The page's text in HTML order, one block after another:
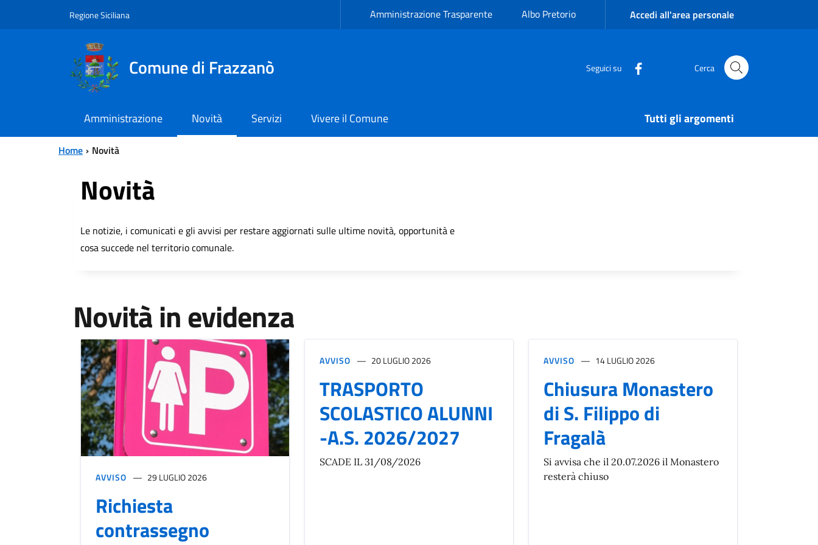
Regione Siciliana Amministrazione Trasparente Albo Pretorio Accedi all'area personale
Comune di Frazzanò Seguici su Cerca
Amministrazione Novità Servizi Vivere il Comune Tutti gli argomenti
Home Novità
Novità
Le notizie, i comunicati e gli avvisi per restare aggiornati sulle ultime novità, opportunità e
cosa succede nel territorio comunale.
Novità in evidenza
AVVISO 29 LUGLIO 2026
Richiesta
contrassegno
AVVISO 20 LUGLIO 2026
TRASPORTO
SCOLASTICO ALUNNI
-A.S. 2026/2027
SCADE IL 31/08/2026
AVVISO 14 LUGLIO 2026
Chiusura Monastero
di S. Filippo di
Fragalà
Si avvisa che il 20.07.2026 il Monastero
resterà chiuso